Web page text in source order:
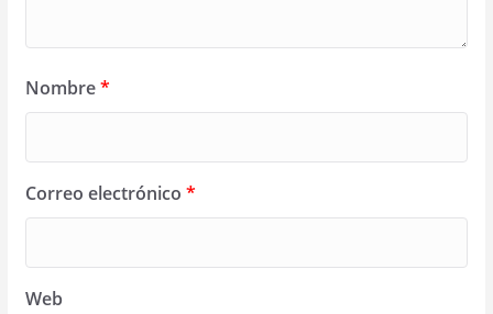
Nombre*
Correo electrónico *
Web